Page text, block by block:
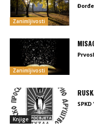
Zanimljivosti
Zanimljivosti
Knjige